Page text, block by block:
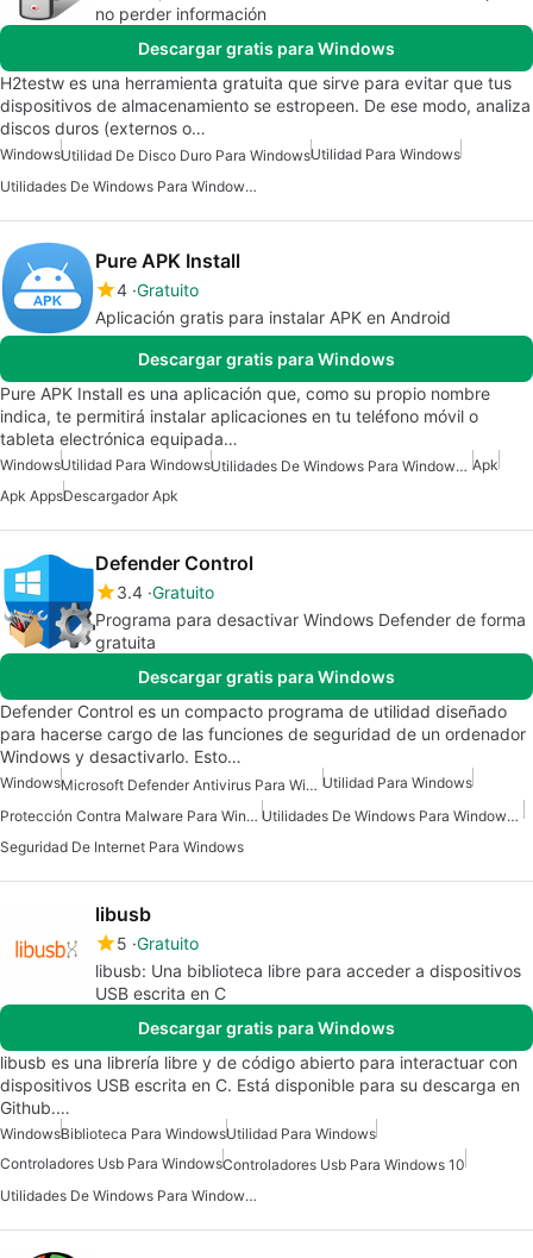
no perder información
Descargar gratis para Windows
H2testw es una herramienta gratuita que sirve para evitar que tus
dispositivos de almacenamiento se estropeen. De ese modo, analiza
discos duros (externos o…
WindowsUtilidad De Disco Duro Para WindowsUtilidad Para Windows
Utilidades De Windows Para Windows 10
Pure APK Install
4 Gratuito
Aplicación gratis para instalar APK en Android
Descargar gratis para Windows
Pure APK Install es una aplicación que, como su propio nombre
indica, te permitirá instalar aplicaciones en tu teléfono móvil o
tableta electrónica equipada…
WindowsUtilidad Para Windows Utilidades De Windows Para Windows 10 Apk
Apk AppsDescargador Apk
Defender Control
3.4 Gratuito
Programa para desactivar Windows Defender de forma
gratuita
Descargar gratis para Windows
Defender Control es un compacto programa de utilidad diseñado
para hacerse cargo de las funciones de seguridad de un ordenador
Windows y desactivarlo. Esto…
Windows Microsoft Defender Antivirus Para Windows Utilidad Para Windows
Protección Contra Malware Para Windows
Utilidades De Windows Para Windows 10
Seguridad De Internet Para Windows
libusb
5 Gratuito
libusb: Una biblioteca libre para acceder a dispositivos
USB escrita en C
Descargar gratis para Windows
libusb es una librería libre y de código abierto para interactuar con
dispositivos USB escrita en C. Está disponible para su descarga en
Github.…
WindowsBiblioteca Para WindowsUtilidad Para Windows
Controladores Usb Para WindowsControladores Usb Para Windows 10
Utilidades De Windows Para Windows 10